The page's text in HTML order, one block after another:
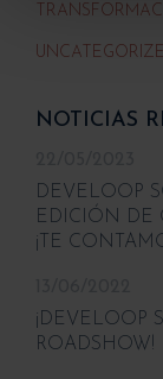
NOTICIAS
DEVELOOP
EDICIÓN DE
¡TE
¡DEVELOOP
ROADSHOW!